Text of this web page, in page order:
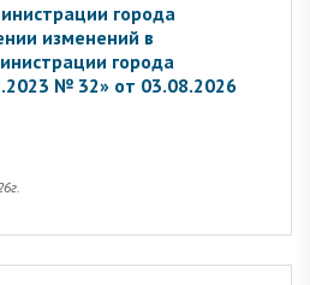
города
изменений в
города
№ 32» от 03.08.2026